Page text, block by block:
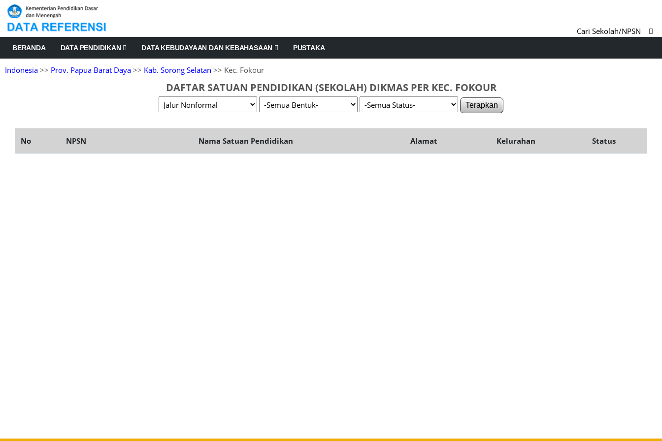
BERANDA DATA PENDIDIKAN DATA KEBUDAYAAN DAN KEBAHASAAN PUSTAKA
Cari Sekolah/NPSN
Indonesia >> Prov. Papua Barat Daya >> Kab. Sorong Selatan >> Kec. Fokour
DAFTAR SATUAN PENDIDIKAN (SEKOLAH) DIKMAS PER KEC. FOKOUR
Terapkan
No NPSN Nama Satuan Pendidikan Alamat Kelurahan Status